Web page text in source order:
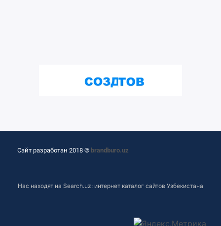
Сайт разработан 2018 © brandburo.uz
Нас находят на Search.uz: интернет каталог сайтов Узбекистана